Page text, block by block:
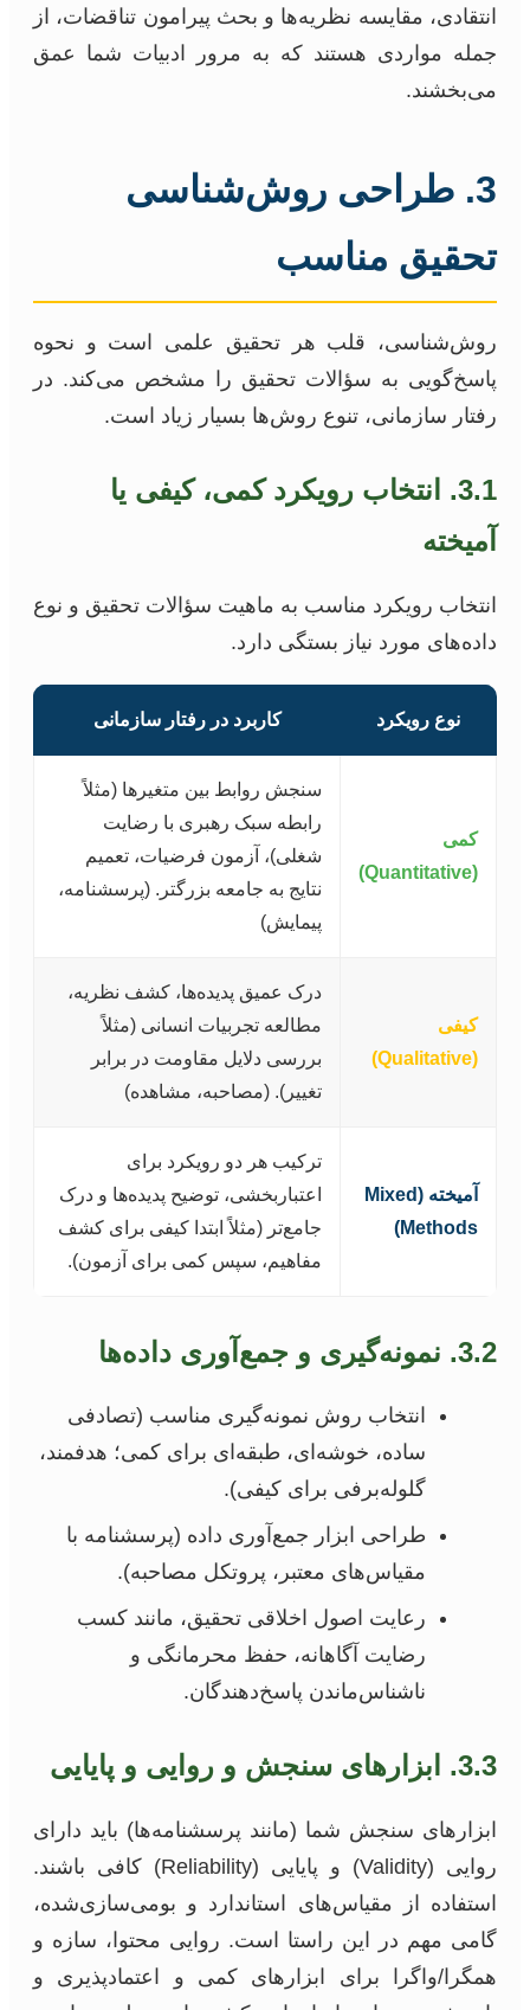
انتقادی، مقایسه نظریه‌ها و بحث پیرامون تناقضات، از
جمله مواردی هستند که به مرور ادبیات شما عمق
می‌بخشند.
3. طراحی روش‌شناسی
تحقیق مناسب
روش‌شناسی، قلب هر تحقیق علمی است و نحوه
پاسخ‌گویی به سؤالات تحقیق را مشخص می‌کند. در
رفتار سازمانی، تنوع روش‌ها بسیار زیاد است.
3.1. انتخاب رویکرد کمی، کیفی یا
آمیخته
انتخاب رویکرد مناسب به ماهیت سؤالات تحقیق و نوع
داده‌های مورد نیاز بستگی دارد.
نوع رویکرد کاربرد در رفتار سازمانی
کمی
(Quantitative)
سنجش روابط بین متغیرها (مثلاً
رابطه سبک رهبری با رضایت
شغلی)، آزمون فرضیات، تعمیم
نتایج به جامعه بزرگتر. (پرسشنامه،
پیمایش)
کیفی
(Qualitative)
درک عمیق پدیده‌ها، کشف نظریه،
مطالعه تجربیات انسانی (مثلاً
بررسی دلایل مقاومت در برابر
تغییر). (مصاحبه، مشاهده)
آمیخته (Mixed
Methods)
ترکیب هر دو رویکرد برای
اعتباربخشی، توضیح پدیده‌ها و درک
جامع‌تر (مثلاً ابتدا کیفی برای کشف
مفاهیم، سپس کمی برای آزمون).
3.2. نمونه‌گیری و جمع‌آوری داده‌ها
انتخاب روش نمونه‌گیری مناسب (تصادفی
ساده، خوشه‌ای، طبقه‌ای برای کمی؛ هدفمند،
گلوله‌برفی برای کیفی).
طراحی ابزار جمع‌آوری داده (پرسشنامه با
مقیاس‌های معتبر، پروتکل مصاحبه).
رعایت اصول اخلاقی تحقیق، مانند کسب
رضایت آگاهانه، حفظ محرمانگی و
ناشناس‌ماندن پاسخ‌دهندگان.
3.3. ابزارهای سنجش و روایی و پایایی
ابزارهای سنجش شما (مانند پرسشنامه‌ها) باید دارای
روایی (Validity) و پایایی (Reliability) کافی باشند.
استفاده از مقیاس‌های استاندارد و بومی‌سازی‌شده،
گامی مهم در این راستا است. روایی محتوا، سازه و
همگرا/واگرا برای ابزارهای کمی و اعتمادپذیری و